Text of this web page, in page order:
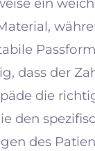
dass der
die
den
des